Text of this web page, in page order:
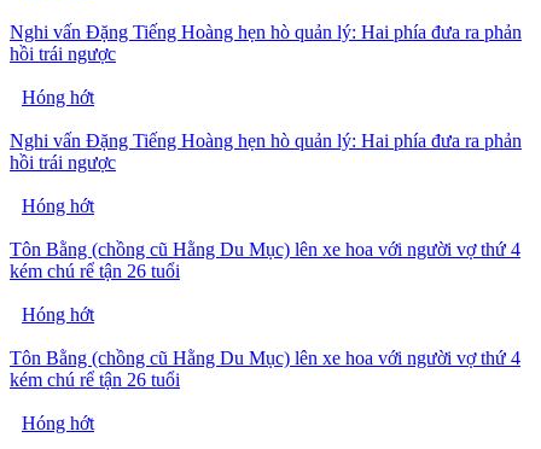
Nghi vấn Đặng Tiếng Hoàng hẹn hò quản lý: Hai phía đưa ra phản
hồi trái ngược
Hóng hớt
Nghi vấn Đặng Tiếng Hoàng hẹn hò quản lý: Hai phía đưa ra phản
hồi trái ngược
Hóng hớt
Tôn Bằng (chồng cũ Hằng Du Mục) lên xe hoa với người vợ thứ 4
kém chú rể tận 26 tuổi
Hóng hớt
Tôn Bằng (chồng cũ Hằng Du Mục) lên xe hoa với người vợ thứ 4
kém chú rể tận 26 tuổi
Hóng hớt